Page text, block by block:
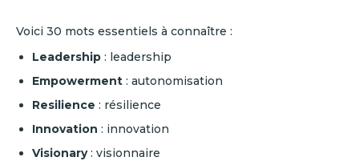
Voici 30 mots essentiels à connaître :
Leadership : leadership
Empowerment : autonomisation
Resilience : résilience
Innovation : innovation
Visionary: visionnaire